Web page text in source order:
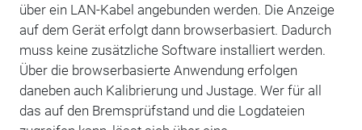
über ein LAN-Kabel angebunden werden. Die Anzeige
auf dem Gerät erfolgt dann browserbasiert. Dadurch
muss keine zusätzliche Software installiert werden.
Über die browserbasierte Anwendung erfolgen
daneben auch Kalibrierung und Justage. Wer für all
das auf den Bremsprüfstand und die Logdateien